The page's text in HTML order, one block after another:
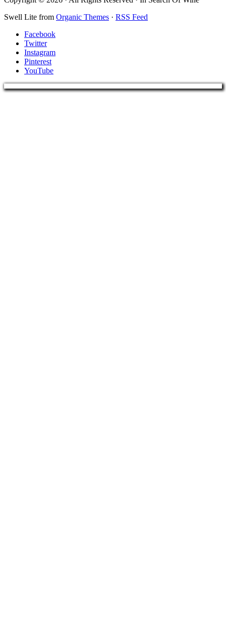
Swell Lite from Organic Themes · RSS Feed
Facebook
Twitter
Instagram
Pinterest
YouTube